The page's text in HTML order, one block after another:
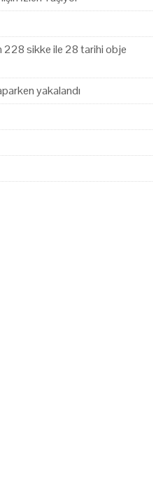
228 sikke ile 28 tarihi obje
yakalandı